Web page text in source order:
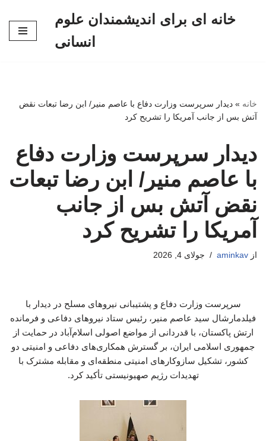
خانه ای برای اندیشمندان علوم
انسانی
خانه » دیدار سرپرست وزارت دفاع با عاصم منیر/ ابن رضا تبعات نقض
آتش بس از جانب آمریکا را تشریح کرد
دیدار سرپرست وزارت دفاع
با عاصم منیر/ ابن رضا تبعات
نقض آتش بس از جانب
آمریکا را تشریح کرد
از aminkav جولای 4, 2026
سرپرست وزارت دفاع و پشتیبانی نیروهای مسلح در دیدار با
فیلدمارشال سید عاصم منیر، رئیس ستاد نیروهای دفاعی و فرمانده
ارتش پاکستان، با قدردانی از مواضع اصولی اسلام‌آباد در حمایت از
جمهوری اسلامی ایران، بر گسترش همکاری‌های دفاعی و امنیتی دو
کشور، تشکیل سازوکارهای امنیتی منطقه‌ای و مقابله مشترک با
تهدیدات رژیم صهیونیستی تأکید کرد.